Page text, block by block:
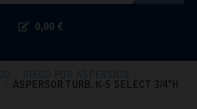
0,00 €
RIEGO POR ASPERSION
ASPERSOR TURB. K-5 SELECT 3/4"H